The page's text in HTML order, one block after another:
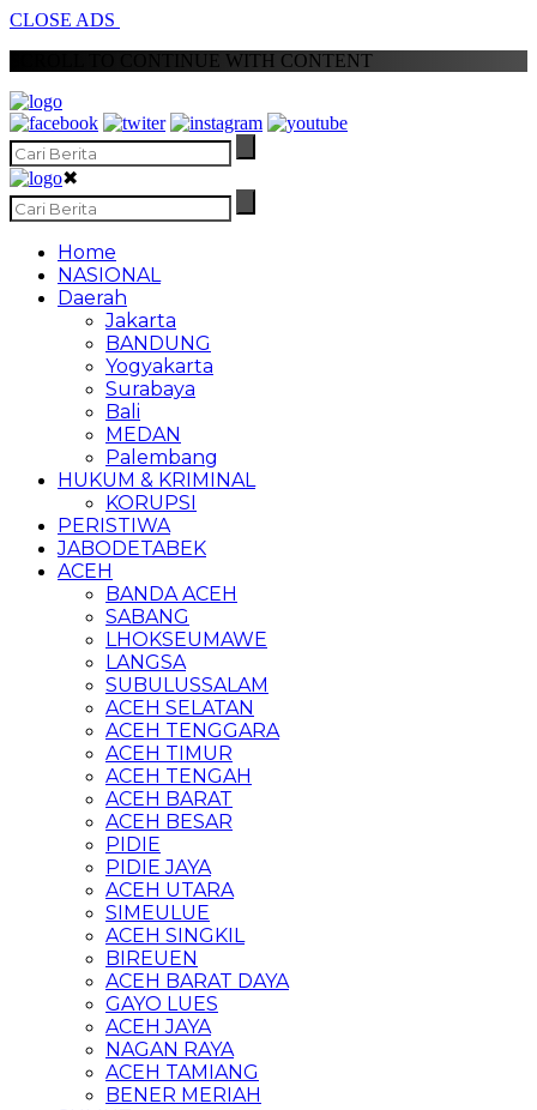
CLOSE ADS
SCROLL TO CONTINUE WITH CONTENT
✖
Home
NASIONAL
Daerah
Jakarta
BANDUNG
Yogyakarta
Surabaya
Bali
MEDAN
Palembang
HUKUM & KRIMINAL
KORUPSI
PERISTIWA
JABODETABEK
ACEH
BANDA ACEH
SABANG
LHOKSEUMAWE
LANGSA
SUBULUSSALAM
ACEH SELATAN
ACEH TENGGARA
ACEH TIMUR
ACEH TENGAH
ACEH BARAT
ACEH BESAR
PIDIE
PIDIE JAYA
ACEH UTARA
SIMEULUE
ACEH SINGKIL
BIREUEN
ACEH BARAT DAYA
GAYO LUES
ACEH JAYA
NAGAN RAYA
ACEH TAMIANG
BENER MERIAH